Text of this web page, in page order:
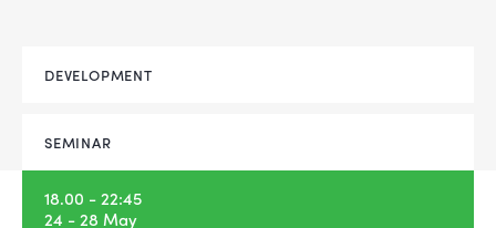
DEVELOPMENT
SEMINAR
18.00 - 22:45
24 - 28 May